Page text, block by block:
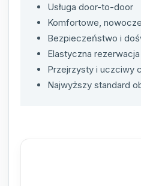
Usługa door-to-door
Komfortowe,
Bezpieczeństwo i
Elastyczna
Przejrzysty i uczciwy
Najwyższy standard